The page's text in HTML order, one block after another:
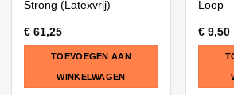
Strong (Latexvrij)
€61,25
TOEVOEGEN AAN
WINKELWAGEN
Loop
€9,50